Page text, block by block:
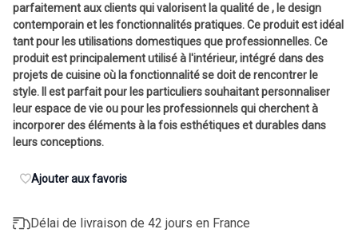
parfaitement aux clients qui valorisent la qualité de , le design
contemporain et les fonctionnalités pratiques. Ce produit est idéal
tant pour les utilisations domestiques que professionnelles. Ce
produit est principalement utilisé à l'intérieur, intégré dans des
projets de cuisine où la fonctionnalité se doit de rencontrer le
style. Il est parfait pour les particuliers souhaitant personnaliser
leur espace de vie ou pour les professionnels qui cherchent à
incorporer des éléments à la fois esthétiques et durables dans
leurs conceptions.
Ajouter aux favoris
Délai de livraison de 42 jours en France